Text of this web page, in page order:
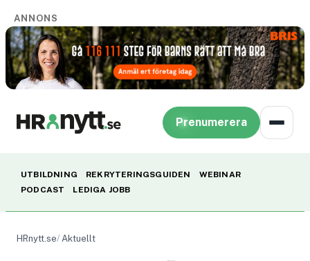
ANNONS
Prenumerera
UTBILDNING REKRYTERINGSGUIDEN
WEBINAR
PODCAST
LEDIGA JOBB
HRnytt.se Aktuellt